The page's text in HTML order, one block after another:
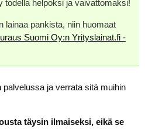
todella helpoksi ja vaivattomaksi!
lainaa pankista, niin huomaat
Suomi Oy:n Yrityslainat.fi -
palvelussa ja verrata sitä muihin
täysin ilmaiseksi, eikä se